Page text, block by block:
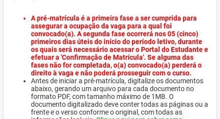
A pré-matrícula é a primeira fase a ser cumprida para
assegurar a ocupação da vaga para a qual foi
convocado(a). A segunda fase ocorrerá nos 05 (cinco)
primeiros dias úteis do início do período letivo, durante
os quais será necessário acessar o Portal do Estudante e
efetuar a 'Confirmação de Matrícula'. Se alguma das
fases não for completada, o(a) convocado(a) perderá o
direito à vaga e não poderá prosseguir com o curso.
Antes de iniciar a pré-matrícula, digitalize os documentos
abaixo, gerando um arquivo para cada documento no
formato PDF, com tamanho máximo de 1MB. O
documento digitalizado deve conter todas as páginas ou a
frente e o verso conforme o original, com todas as